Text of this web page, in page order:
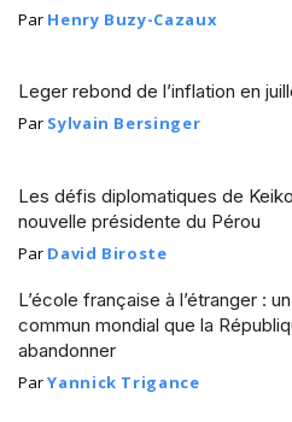
Par Henry Buzy-Cazaux
Leger rebond de l’inflation en
Par Sylvain Bersinger
Les défis diplomatiques de
nouvelle présidente du Pérou
Par David Biroste
L’école française à l’étranger :
commun mondial que la
abandonner
ParYannick Trigance